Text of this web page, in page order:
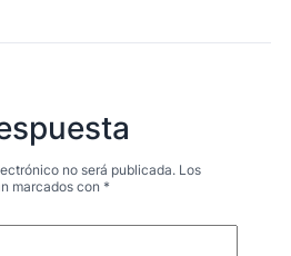
no será publicada. Los
marcados con *